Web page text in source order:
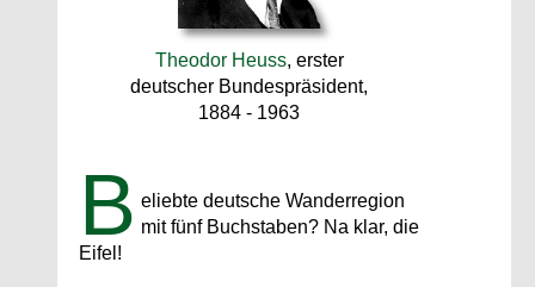
Theodor Heuss, erster
deutscher Bundespräsident,
1884 - 1963
B eliebte deutsche Wanderregion
mit fünf Buchstaben? Na klar, die
Eifel!